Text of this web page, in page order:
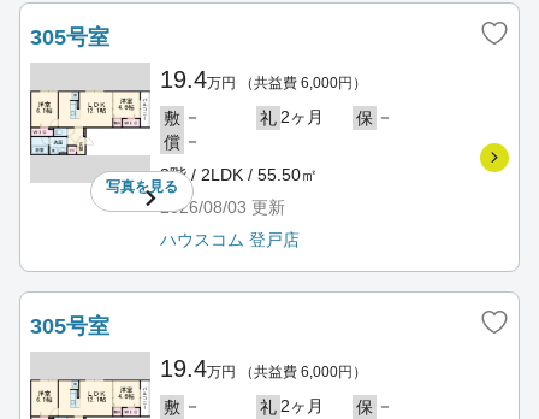
305号室
写真を見る
19.4万円 （共益費 6,000円）
敷 － 礼2ヶ月 保 －
償 －
3階 / 2LDK / 55.50㎡
2026/08/03 更新
ハウスコム 登戸店
305号室
19.4万円 （共益費 6,000円）
敷 － 礼2ヶ月 保 －